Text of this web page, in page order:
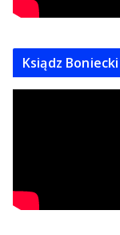
Ksiądz